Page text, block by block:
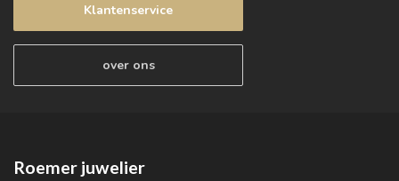
Klantenservice
over ons
Roemer juwelier